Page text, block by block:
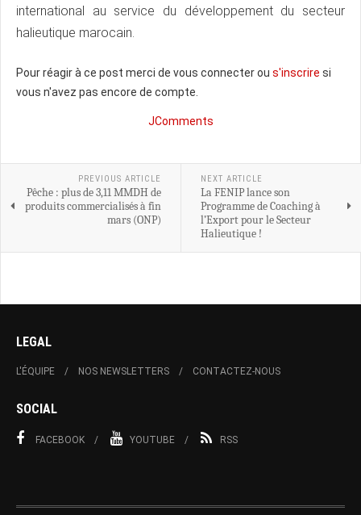
international au service du développement du secteur
halieutique marocain.
Pour réagir à ce post merci de vous connecter ou s'inscrire si
vous n'avez pas encore de compte.
JComments
PREVIOUS ARTICLE
Pêche : plus de 3,11 MMDH de
produits commercialisés à fin
mars (ONP)
NEXT ARTICLE
La FENIP lance son
Programme de Coaching à
l’Export pour le Secteur
Halieutique !
LEGAL
L'ÉQUIPE NOS NEWSLETTERS CONTACTEZ-NOUS
SOCIAL
FACEBOOK YOUTUBE RSS